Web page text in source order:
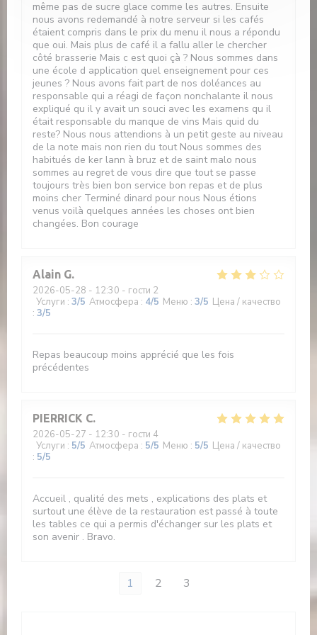
même pas de sucre glace comme les autres. Ensuite
nous avons redemandé à notre serveur si les cafés
étaient compris dans le prix du menu il nous a répondu
que oui. Mais plus de café il a fallu aller le chercher
côté brasserie Mais c est quoi çà ? Nous sommes dans
une école d application quel enseignement pour ces
jeunes ? Nous avons fait part de nos doléances au
responsable qui a réagi de façon nonchalante il nous
expliqué qu il y avait un souci avec les examens qu il
était responsable du manque de vins Mais quid du
reste? Nous nous attendions à un petit geste au niveau
de la note mais non rien du tout Nous sommes des
habitués de ker lann à bruz et de saint malo nous
sommes au regret de vous dire que tout se passe
toujours très bien bon service bon repas et de plus
moins cher Terminé dinard pour nous Nous étions
venus voilà quelques années les choses ont bien
changées. Bon courage
Alain G
2026-05-28 - 12:30 - гости 2
Услуги : 3/5 Атмосфера : 4/5 Меню : 3/5 Цена / качество
: 3/5
Repas beaucoup moins apprécié que les fois
précédentes
PIERRICK C
2026-05-27 - 12:30 - гости 4
Услуги : 5/5 Атмосфера : 5/5 Меню : 5/5 Цена / качество
: 5/5
Accueil , qualité des mets , explications des plats et
surtout une élève de la restauration est passé à toute
les tables ce qui a permis d'échanger sur les plats et
son avenir . Bravo.
1 2 3